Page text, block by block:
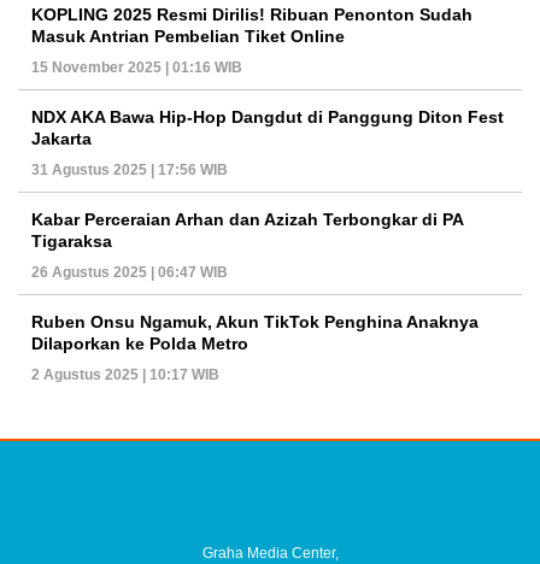
KOPLING 2025 Resmi Dirilis! Ribuan Penonton Sudah
Masuk Antrian Pembelian Tiket Online
15 November 2025 | 01:16 WIB
NDX AKA Bawa Hip-Hop Dangdut di Panggung Diton Fest
Jakarta
31 Agustus 2025 | 17:56 WIB
Kabar Perceraian Arhan dan Azizah Terbongkar di PA
Tigaraksa
26 Agustus 2025 | 06:47 WIB
Ruben Onsu Ngamuk, Akun TikTok Penghina Anaknya
Dilaporkan ke Polda Metro
2 Agustus 2025 | 10:17 WIB
Graha Media Center,